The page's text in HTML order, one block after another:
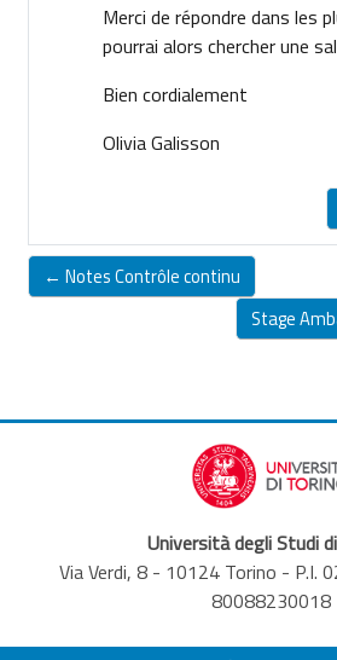
Merci de répondre dans les
pourrai alors chercher une
Bien cordialement
Olivia Galisson
← Notes Contrôle continu
Stage
Università degli Studi
Via Verdi, 8 - 10124 Torino - P.I.
80088230018